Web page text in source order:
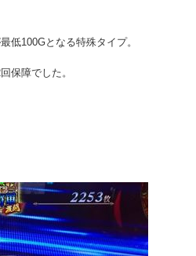
低100Gとなる特殊タイプ。
保障でした。